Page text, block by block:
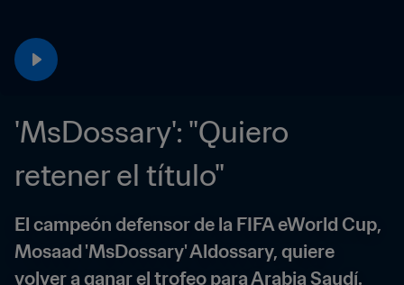
'MsDossary': "Quiero
retener el título"
El campeón defensor de la FIFA eWorld Cup,
Mosaad 'MsDossary' Aldossary, quiere
volver a ganar el trofeo para Arabia Saudí.